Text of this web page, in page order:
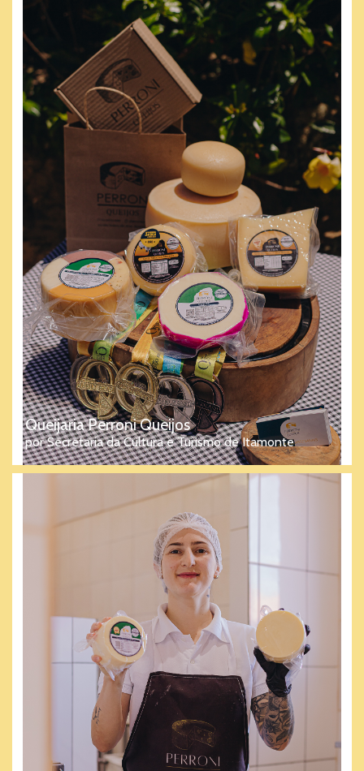
Queijaria Perroni Queijos
por Secretaria da Cultura e Turismo de Itamonte